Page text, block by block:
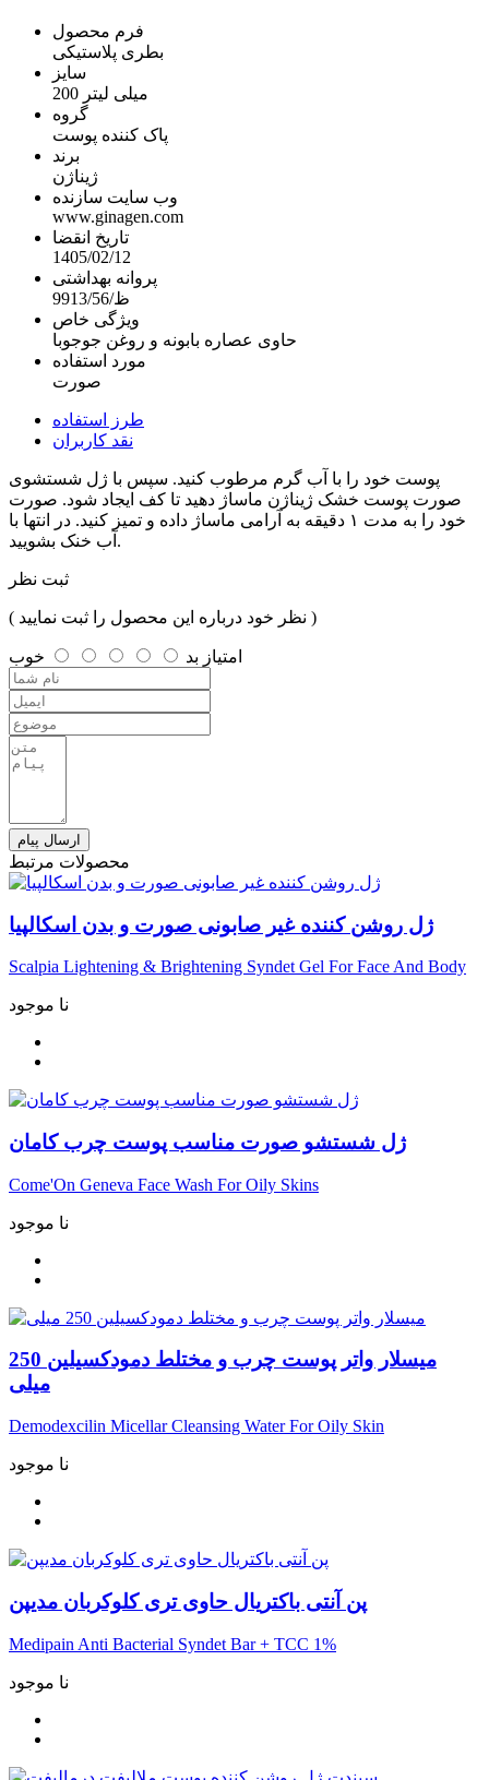
فرم محصول
بطری پلاستیکی
سایز
200 میلی لیتر
گروه
پاک کننده پوست
برند
ژیناژن
وب سایت سازنده
www.ginagen.com
تاریخ انقضا
1405/02/12
پروانه بهداشتی
9913/ظ/56
ویژگی خاص
حاوی عصاره بابونه و روغن جوجوبا
مورد استفاده
صورت
طرز استفاده
نقد کاربران
پوست خود را با آب گرم مرطوب کنید. سپس با ژل شستشوی
صورت پوست خشک ژیناژن ماساژ دهید تا کف ایجاد شود. صورت
خود را به مدت ۱ دقیقه به آرامی ماساژ داده و تمیز کنید. در انتها با
آب خنک بشویید.
ثبت نظر
( نظر خود درباره این محصول را ثبت نمایید )
امتیاز بد خوب
ارسال پیام
محصولات مرتبط
ژل روشن کننده غیر صابونی صورت و بدن اسکالپیا
Scalpia Lightening & Brightening Syndet Gel For Face And Body
نا موجود
ژل شستشو صورت مناسب پوست چرب کامان
Come'On Geneva Face Wash For Oily Skins
نا موجود
میسلار واتر پوست چرب و مختلط دمودکسیلین 250
میلی
Demodexcilin Micellar Cleansing Water For Oily Skin
نا موجود
پن آنتی باکتریال حاوی تری کلوکربان مدیپن
Medipain Anti Bacterial Syndet Bar + TCC 1%
نا موجود